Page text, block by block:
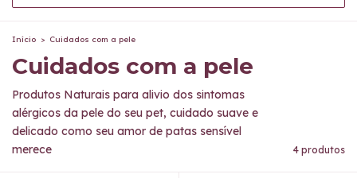
Início > Cuidados com a pele
Cuidados com a pele
Produtos Naturais para alivio dos sintomas
alérgicos da pele do seu pet, cuidado suave e
delicado como seu amor de patas sensível
merece
4 produtos